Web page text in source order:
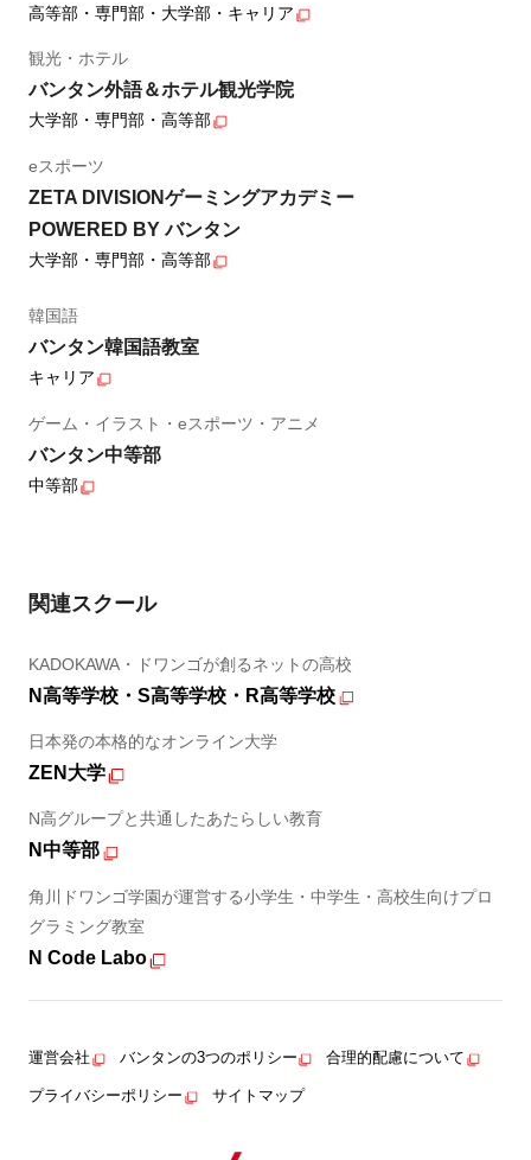
高等部・専門部・大学部・キャリア
観光・ホテル
バンタン外語＆ホテル観光学院
大学部・専門部・高等部
eスポーツ
ZETA DIVISIONゲーミングアカデミー
POWERED BY バンタン
大学部・専門部・高等部
韓国語
バンタン韓国語教室
キャリア
ゲーム・イラスト・eスポーツ・アニメ
バンタン中等部
中等部
関連スクール
KADOKAWA・ドワンゴが創るネットの高校
N高等学校・S高等学校・R高等学校
日本発の本格的なオンライン大学
ZEN大学
N高グループと共通したあたらしい教育
N中等部
角川ドワンゴ学園が運営する小学生・中学生・高校生向けプロ
グラミング教室
N Code Labo
運営会社 バンタンの3つのポリシー 合理的配慮について
プライバシーポリシー サイトマップ